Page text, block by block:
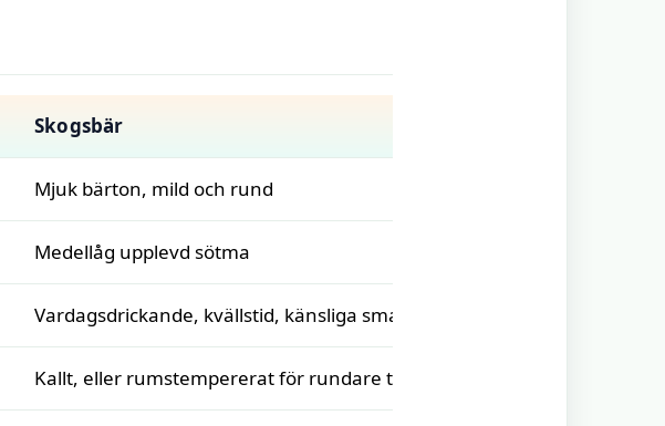
Skogsbär
Mjuk bärton, mild och rund
Medellåg upplevd sötma
Vardagsdrickande, kvällstid, känsliga smaklökar
Kallt, eller rumstempererat för rundare ton